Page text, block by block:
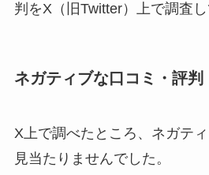
判をX（旧Twitter）上で調査し
ネガティブな口コミ・評判
X上で調べたところ、ネガテ
見当たりませんでした。